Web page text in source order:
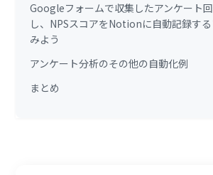
Googleフォームで収集したアンケート
し、NPSスコアをNotionに自動記録す
みよう
アンケート分析のその他の自動化例
まとめ